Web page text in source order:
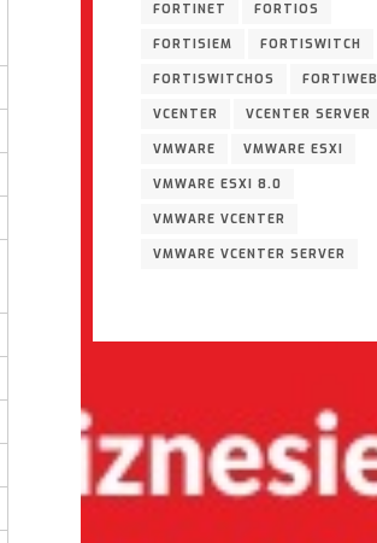
FORTINET FORTIOS
FORTISIEM FORTISWITCH
FORTISWITCHOS FORTIWEB
VCENTER VCENTER SERVER
VMWARE VMWARE ESXI
VMWARE ESXI 8.0
VMWARE VCENTER
VMWARE VCENTER SERVER